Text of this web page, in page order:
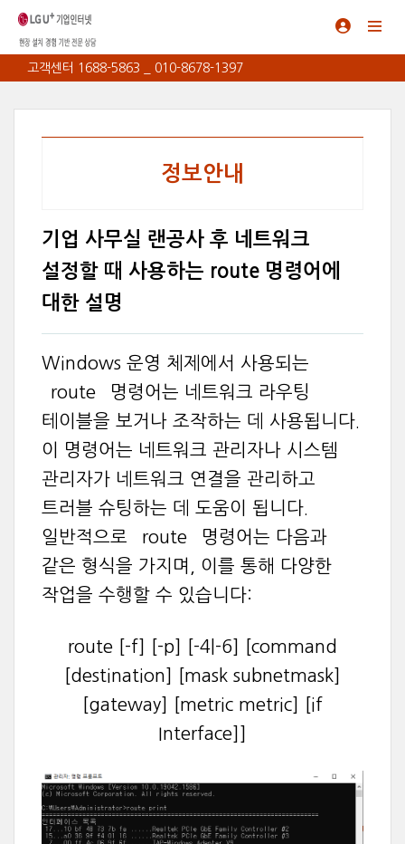
고객센터 1688-5863 _ 010-8678-1397
정보안내
기업 사무실 랜공사 후 네트워크
설정할 때 사용하는 route 명령어에
대한 설명
Windows 운영 체제에서 사용되는
`route` 명령어는 네트워크 라우팅
테이블을 보거나 조작하는 데 사용됩니다.
이 명령어는 네트워크 관리자나 시스템
관리자가 네트워크 연결을 관리하고
트러블 슈팅하는 데 도움이 됩니다.
일반적으로 `route` 명령어는 다음과
같은 형식을 가지며, 이를 통해 다양한
작업을 수행할 수 있습니다:
route [-f] [-p] [-4|-6] [command
[destination] [mask subnetmask]
[gateway] [metric metric] [if
Interface]]